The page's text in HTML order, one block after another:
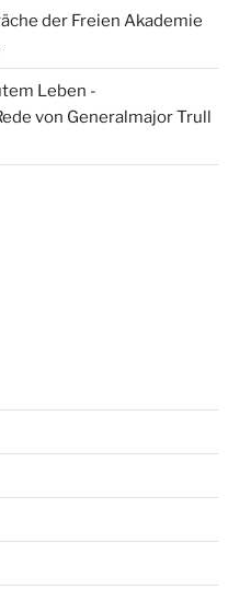
der Freien Akademie
Leben -
von Generalmajor Trull